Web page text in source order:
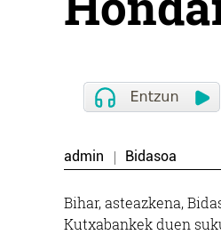
admin Bidasoa
Bihar, asteazkena,
Kutxabankek duen